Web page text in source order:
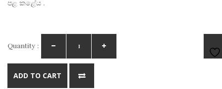
පළ කළේය .
Quantity :
ADD TO CART